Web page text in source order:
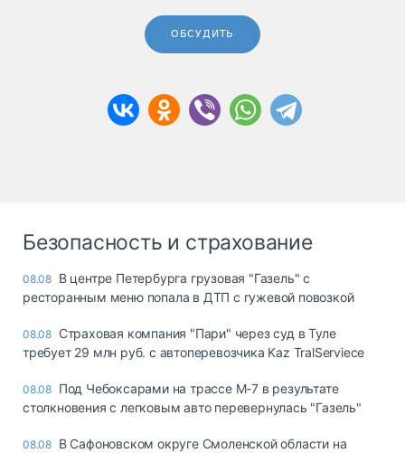
ОБСУДИТЬ
Безопасность и страхование
08.08 В центре Петербурга грузовая "Газель" с
ресторанным меню попала в ДТП с гужевой повозкой
08.08 Страховая компания "Пари" через суд в Туле
требует 29 млн руб. с автоперевозчика Kaz TralServiece
08.08 Под Чебоксарами на трассе М-7 в результате
столкновения с легковым авто перевернулась "Газель"
08.08 В Сафоновском округе Смоленской области на